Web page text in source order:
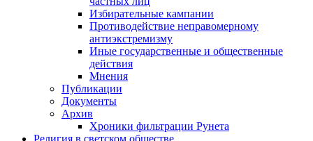
Избирательные кампании
Противодействие неправомерному
антиэкстремизму
Иные государственные и общественные
действия
Мнения
Публикации
Документы
Архив
Хроники фильтрации Рунета
Религия в светском обществе